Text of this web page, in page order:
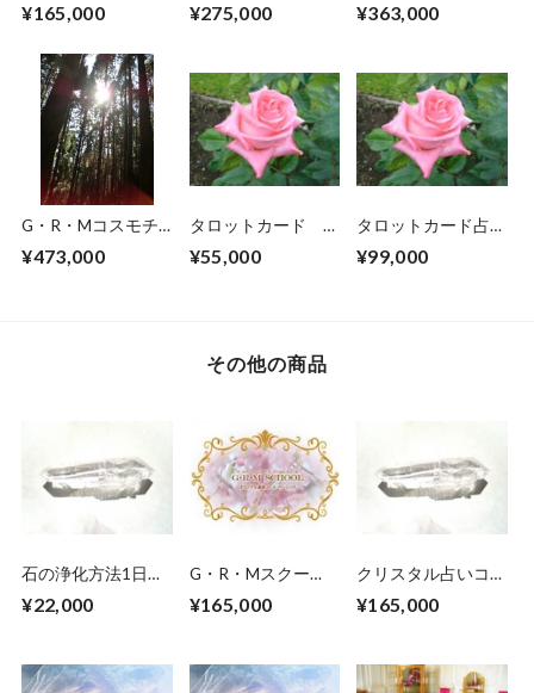
ス受講参加申し込み
¥165,000
受講参加申し込みチ
者）
¥275,000
参加申し込みチケッ
¥363,000
G・R・Mコスモチ
6日間（前半3日・
¥473,000
タロットカード 占
ード講座受講者限
¥55,000
タロットカード占い
大アルカナコース受
¥99,000
その他の商品
石の浄化方法1日セ
込みチケットです。
¥22,000
G・R・Mスクー
ス受講参加申し込み
¥165,000
クリスタル占いコー
参加申し込みチケッ
¥165,000